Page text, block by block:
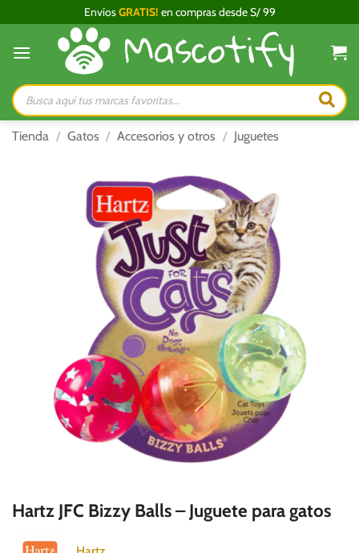
al
contenido
EnvíosGRATIS! en compras desde S/ 99
Búsqueda
de
productos
Tienda / Gatos / Accesorios y otros / Juguetes
Hartz JFC Bizzy Balls – Juguete para gatos